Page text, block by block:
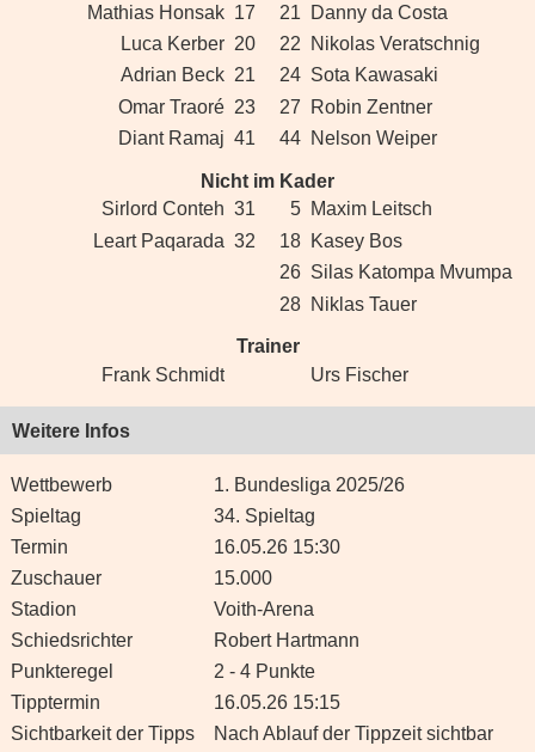
Mathias Honsak 17 21
Danny da Costa
Luca Kerber 20 22
Nikolas Veratschnig
Adrian Beck 21 24 Sota Kawasaki
Omar Traoré 23 27
Robin Zentner
Diant Ramaj 41 44 Nelson Weiper
Nicht im Kader
Sirlord Conteh 31 5 Maxim Leitsch
Leart Paqarada 32 18 Kasey Bos
26 Silas Katompa Mvumpa
28 Niklas Tauer
Trainer
Frank Schmidt
Urs Fischer
Weitere Infos
Wettbewerb
1. Bundesliga 2025/26
Spieltag
34. Spieltag
Termin
16.05.26 15:30
Zuschauer
15.000
Stadion
Voith-Arena
Schiedsrichter
Robert Hartmann
Punkteregel
2 - 4 Punkte
Tipptermin
16.05.26 15:15
Sichtbarkeit der Tipps
Nach Ablauf der Tippzeit sichtbar